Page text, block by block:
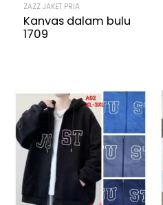
ZAZZ JAKET PRIA
Kanvas dalam bulu
1709